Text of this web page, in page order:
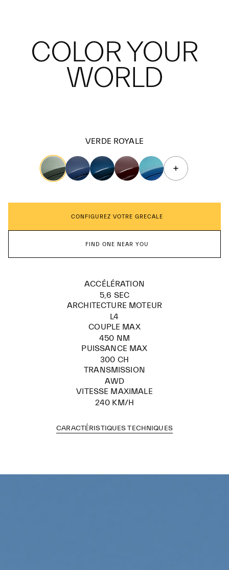
COLOR YOUR
WORLD
VERDE ROYALE
CONFIGUREZ VOTRE GRECALE
FIND ONE NEAR YOU
ACCÉLÉRATION
5,6 SEC
ARCHITECTURE MOTEUR
L4
COUPLE MAX
450 NM
PUISSANCE MAX
300 CH
TRANSMISSION​
AWD
VITESSE MAXIMALE
240 KM/H
CARACTÉRISTIQUES TECHNIQUES